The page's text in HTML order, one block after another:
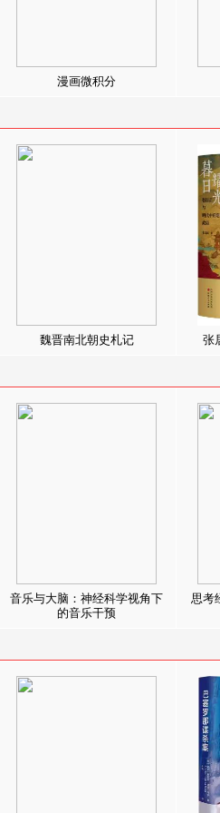
漫画微积分
魏晋南北朝史札记 张
音乐与大脑：神经科学视角下
的音乐干预
思考